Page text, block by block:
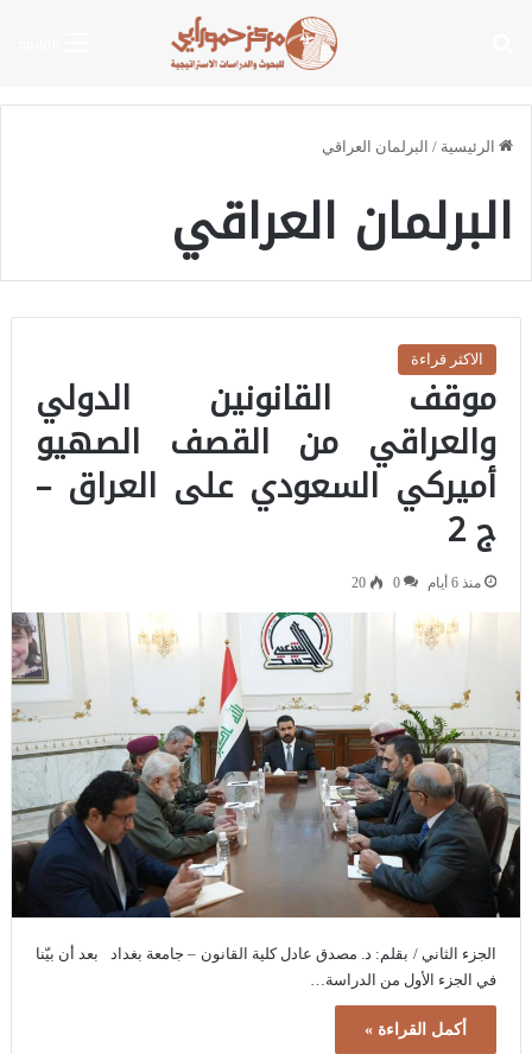
الرئيسية / البرلمان العراقي
البرلمان العراقي
الاكثر قراءة
موقف القانونين الدولي
والعراقي من القصف الصهيو
أميركي السعودي على العراق –
ج 2
منذ 6 أيام 0
20
الجزء الثاني / بقلم: د. مصدق عادل كلية القانون – جامعة بغداد بعد أن بيّنا
في الجزء الأول من الدراسة…
أكمل القراءة »